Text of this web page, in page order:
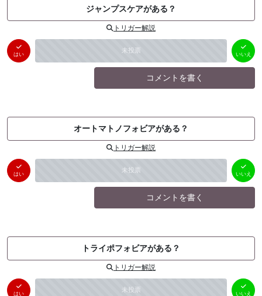
ジャンプスケアがある？
トリガー解説
はい 未投票
いいえ
（ 0件）
いいえ
コメントを書く
オートマトノフォビアがある？
トリガー解説
はい 未投票
いいえ
（ 0件）
いいえ
コメントを書く
トライポフォビアがある？
トリガー解説
はい 未投票
いいえ
（ 0件）
いいえ